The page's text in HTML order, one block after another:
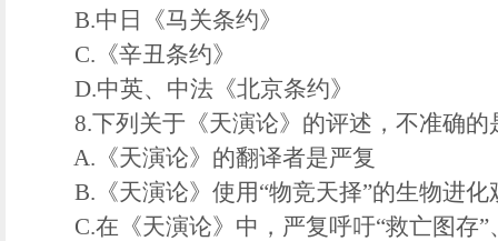
B.中日《马关条约》
C.《辛丑条约》
D.中英、中法《北京条约》
8.下列关于《天演论》的评述，不准确的
A.《天演论》的翻译者是严复
B.《天演论》使用“物竞天择”的生物进化
C.在《天演论》中，严复呼吁“救亡图存”